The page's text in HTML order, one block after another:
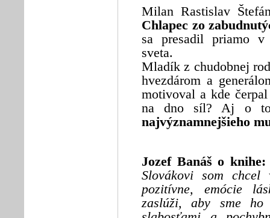
Milan Rastislav
Chlapec zo
sa presadil priamo
sveta.
Mladík z chudobnej
hvezdárom a
motivoval a kde
na dno síl? Aj o
najvýznamnejšieho
Jozef Banáš o knihe:
Slovákovi som chcel
pozitívne, emócie
zaslúži, aby sme